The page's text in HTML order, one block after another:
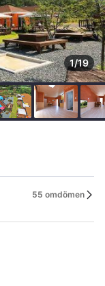
1/19
55 omdömen